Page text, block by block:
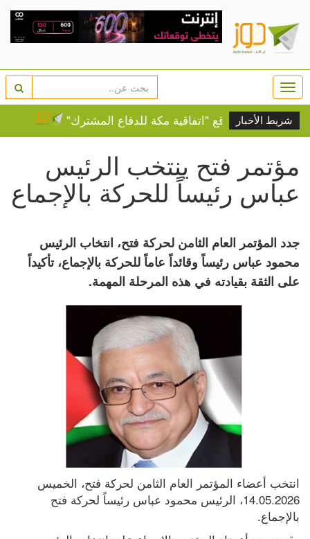
شريط الأخبار
وباكستان توقع "اتفاقية مكة للدفاع المشترك" التحالف
مؤتمر فتح ينتخب الرئيس
عباس رئيساً للحركة بالإجماع
جدد المؤتمر العام الثامن لحركة فتح، انتخاب الرئيس
محمود عباس رئيساً وقائداً عاماً للحركة بالإجماع، تأكيداً
على الثقة بقيادته في هذه المرحلة المهمة.
بالإجماع.